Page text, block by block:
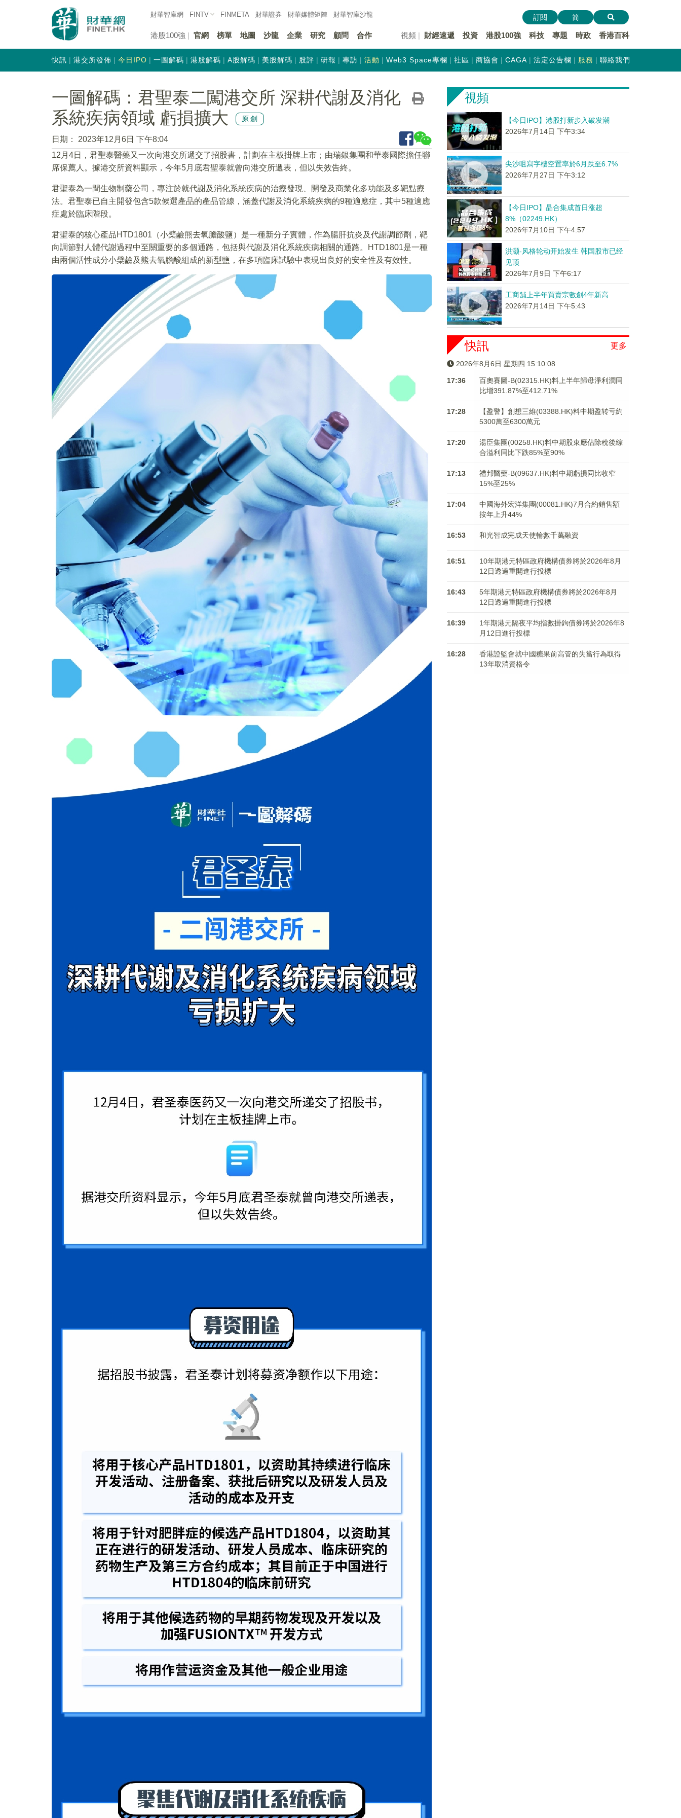
財華智庫網 FINTV FINMETA 財華證券 財華媒體矩陣 財華智庫沙龍
港股100強 官網 榜單 地圖 沙龍 企業 研究 顧問 合作 視頻 財經速遞 投資 港股100強 科技 專題 時政 香港百科
訂閱 简
快訊 港交所發佈 今日IPO 一圖解碼 港股解碼 A股解碼 美股解碼 股評 研報 專訪 活動 Web3 Space專欄 社區 商協會 CAGA 法定公告欄 服務 聯絡我們
一圖解碼：君聖泰二闖港交所 深耕代謝及消化
系統疾病領域 虧損擴大
原創
日期：
2023年12月6日 下午8:04
12月4日，君聖泰醫藥又一次向港交所遞交了招股書，計劃在主板掛牌上市；由瑞銀集團和華泰國際擔任聯
席保薦人。據港交所資料顯示，今年5月底君聖泰就曾向港交所遞表，但以失效告終。
君聖泰為一間生物制藥公司，專注於就代謝及消化系統疾病的治療發現、開發及商業化多功能及多靶點療
法。君聖泰已自主開發包含5款候選產品的產品管線，涵蓋代謝及消化系統疾病的9種適應症，其中5種適應
症處於臨床階段。
君聖泰的核心產品HTD1801（小檗鹼熊去氧膽酸鹽）是一種新分子實體，作為腸肝抗炎及代謝調節劑，靶
向調節對人體代謝過程中至關重要的多個通路，包括與代謝及消化系統疾病相關的通路。HTD1801是一種
由兩個活性成分小檗鹼及熊去氧膽酸組成的新型鹽，在多項臨床試驗中表現出良好的安全性及有效性。
視頻
【今日IPO】港股打新步入破发潮
2026年7月14日 下午3:34
尖沙咀寫字樓空置率於6月跌至6.7%
2026年7月27日 下午3:12
【今日IPO】晶合集成首日涨超
8%（02249.HK）
2026年7月10日 下午4:57
洪灏-风格轮动开始发生 韩国股市已经
见顶
2026年7月9日 下午6:17
工商舖上半年買賣宗數創4年新高
2026年7月14日 下午5:43
更多
快訊
2026年8月6日 星期四 15:10:09
17:36
百奧賽圖-B(02315.HK)料上半年歸母淨利潤同
比增391.87%至412.71%
17:28
【盈警】創想三維(03388.HK)料中期盈转亏約
5300萬至6300萬元
17:20
湯臣集團(00258.HK)料中期股東應佔除稅後綜
合溢利同比下跌85%至90%
17:13
禮邦醫藥-B(09637.HK)料中期虧損同比收窄
15%至25%
17:04
中國海外宏洋集團(00081.HK)7月合約銷售額
按年上升44%
16:53 和光智成完成天使輪數千萬融資
16:51
10年期港元特區政府機構債券將於2026年8月
12日透過重開進行投標
16:43
5年期港元特區政府機構債券將於2026年8月
12日透過重開進行投標
16:39
1年期港元隔夜平均指數掛鉤債券將於2026年8
月12日進行投標
16:28
香港證監會就中國糖果前高管的失當行為取得
13年取消資格令